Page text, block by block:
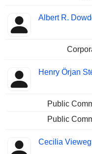
Albert R.
Henry Örjan
Public
Public
Cecilia Vieweg